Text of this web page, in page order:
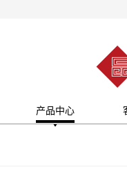
产品中心